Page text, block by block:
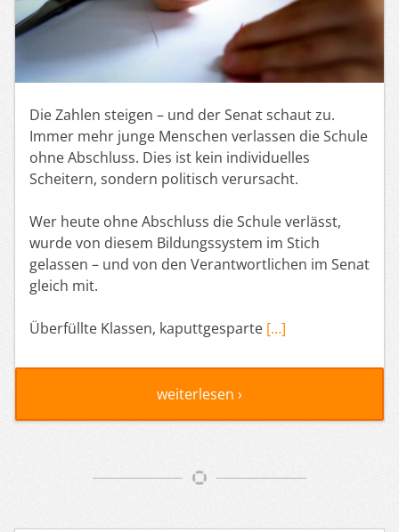
Die Zahlen steigen – und der Senat schaut zu.
Immer mehr junge Menschen verlassen die Schule
ohne Abschluss. Dies ist kein individuelles
Scheitern, sondern politisch verursacht.
Wer heute ohne Abschluss die Schule verlässt,
wurde von diesem Bildungssystem im Stich
gelassen – und von den Verantwortlichen im Senat
gleich mit.
Überfüllte Klassen, kaputtgesparte […]
weiterlesen ›